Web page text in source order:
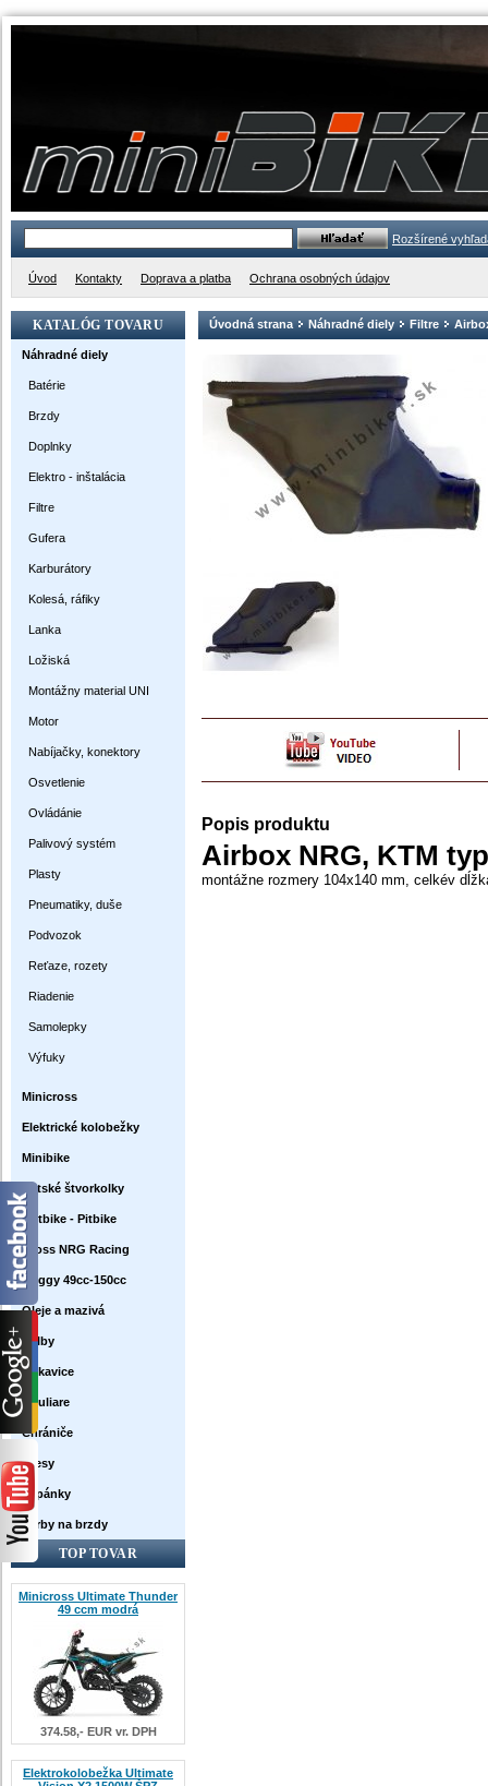
Rozšírené
Úvod Kontakty Doprava a platba Ochrana osobných údajov
KATALÓG TOVARU
Náhradné diely
Batérie
Brzdy
Doplnky
Elektro - inštalácia
Filtre
Gufera
Karburátory
Kolesá, ráfiky
Lanka
Ložiská
Montážny material UNI
Motor
Nabíjačky, konektory
Osvetlenie
Ovládánie
Palivový systém
Plasty
Pneumatiky, duše
Podvozok
Reťaze, rozety
Riadenie
Samolepky
Výfuky
Minicross
Elektrické kolobežky
Minibike
Detské štvorkolky
Dirtbike - Pitbike
Cross NRG Racing
Buggy 49cc-150cc
Oleje a mazivá
Prilby
Rukavice
Okuliare
Chrániče
Dresy
Topánky
Farby na brzdy
TOP TOVAR
Minicross Ultimate Thunder
49 ccm modrá
374.58,- EUR vr. DPH
Elektrokolobežka Ultimate
Úvodná strana Náhradné diely Filtre
Popis produktu
Airbox NRG, KTM
montážne rozmery 104x140 mm, celkév